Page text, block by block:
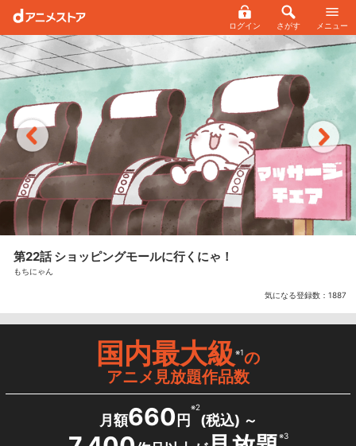
ログイン さがす メニュー
第22話 ショッピングモールに行くにゃ！
もちにゃん
気になる登録数： 1887
国内最大級※1の
アニメ見放題作品数
月額660 円
※2
(税込) ～
※3